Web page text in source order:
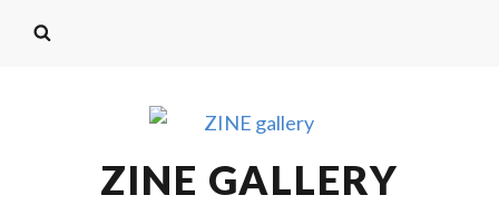
ZINE GALLERY